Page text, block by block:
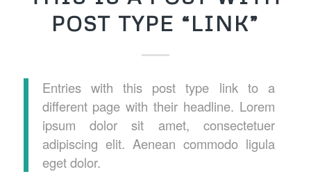
POST TYPE “LINK”
Entries with this post type link to a
different page with their headline. Lorem
ipsum dolor sit amet, consectetuer
adipiscing elit. Aenean commodo ligula
eget dolor.